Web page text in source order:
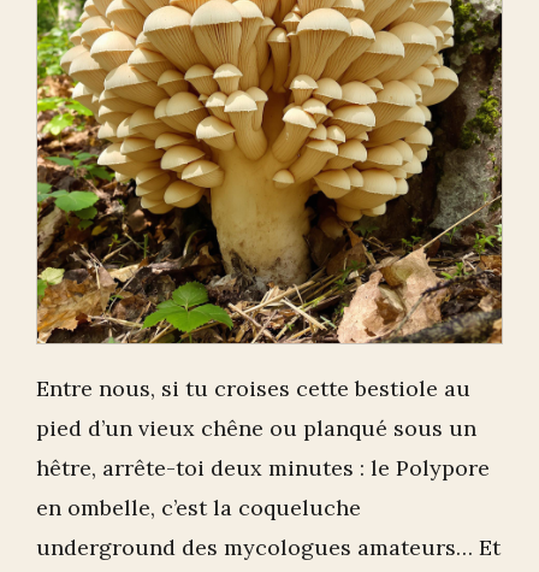
Entre nous, si tu croises cette bestiole au
pied d’un vieux chêne ou planqué sous un
hêtre, arrête-toi deux minutes : le Polypore
en ombelle, c’est la coqueluche
underground des mycologues amateurs… Et